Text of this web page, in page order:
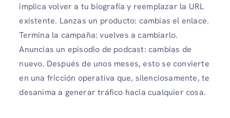
implica volver a tu biografía y reemplazar la URL
existente. Lanzas un producto: cambias el enlace.
Termina la campaña: vuelves a cambiarlo.
Anuncias un episodio de podcast: cambias de
nuevo. Después de unos meses, esto se convierte
en una fricción operativa que, silenciosamente, te
desanima a generar tráfico hacia cualquier cosa.